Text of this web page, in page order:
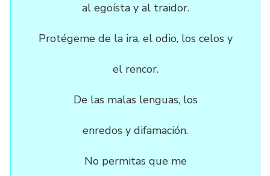
al egoísta y al traidor.
Protégeme de la ira, el odio, los celos y
el rencor.
De las malas lenguas, los
enredos y difamación.
No permitas que me